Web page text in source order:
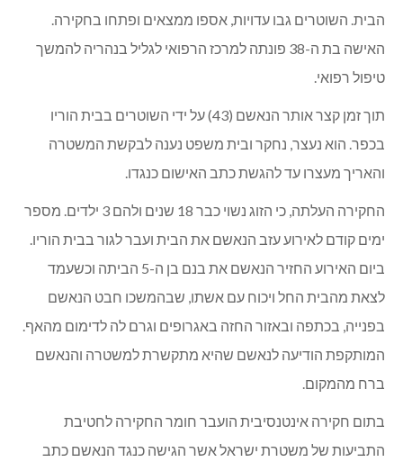
הבית. השוטרים גבו עדויות, אספו ממצאים ופתחו בחקירה.
האישה בת ה-38 פונתה למרכז הרפואי לגליל בנהריה להמשך
טיפול רפואי.
תוך זמן קצר אותר הנאשם (43) על ידי השוטרים בבית הוריו
בכפר. הוא נעצר, נחקר ובית משפט נענה לבקשת המשטרה
והאריך מעצרו עד להגשת כתב האישום כנגדו.
החקירה העלתה, כי הזוג נשוי כבר 18 שנים ולהם 3 ילדים. מספר
ימים קודם לאירוע עזב הנאשם את הבית ועבר לגור בבית הוריו.
ביום האירוע החזיר הנאשם את בנם בן ה-5 הביתה וכשעמד
לצאת מהבית החל ויכוח עם אשתו, שבהמשכו חבט הנאשם
בפנייה, בכתפה ובאזור החזה באגרופים וגרם לה לדימום מהאף.
המותקפת הודיעה לנאשם שהיא מתקשרת למשטרה והנאשם
ברח מהמקום.
בתום חקירה אינטנסיבית הועבר חומר החקירה לחטיבת
התביעות של משטרת ישראל אשר הגישה כנגד הנאשם כתב